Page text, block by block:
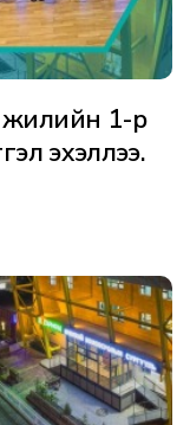
жилийн 1-р
эхэллээ.